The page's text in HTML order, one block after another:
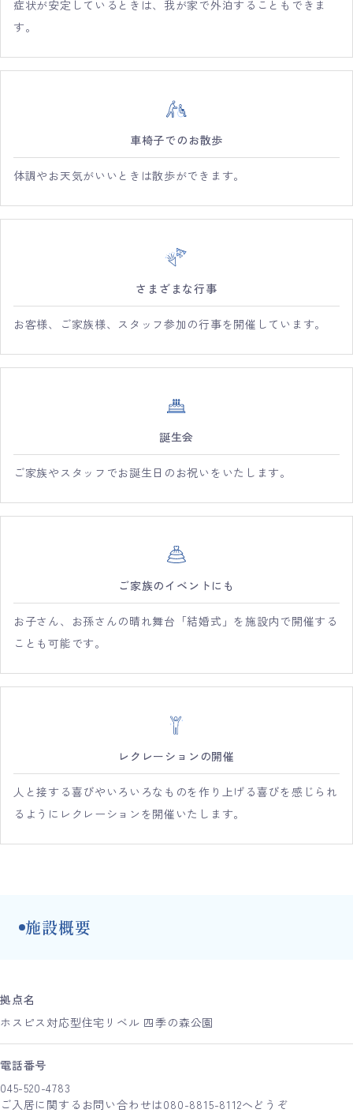
症状が安定しているときは、我が家で外泊することもできま
す。
車椅子でのお散歩
体調やお天気がいいときは散歩ができます。
さまざまな行事
お客様、ご家族様、スタッフ参加の行事を開催しています。
誕生会
ご家族やスタッフでお誕生日のお祝いをいたします。
ご家族のイベントにも
お子さん、お孫さんの晴れ舞台「結婚式」を施設内で開催する
ことも可能です。
レクレーションの開催
人と接する喜びやいろいろなものを作り上げる喜びを感じられ
るようにレクレーションを開催いたします。
施設概要
拠点名
ホスピス対応型住宅リベル 四季の森公園
電話番号
045-520-4783
ご入居に関するお問い合わせは080-8815-8112へどうぞ